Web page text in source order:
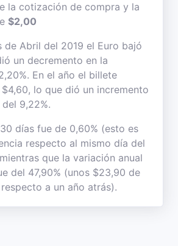
la cotización de compra y la
$2,00
de Abril del 2019 el Euro bajó
un decremento en la
En el año el billete
lo que dió un incremento
9,22%.
días fue de 0,60% (esto es
respecto al mismo día del
que la variación anual
del 47,90% (unos $23,90 de
a un año atrás).